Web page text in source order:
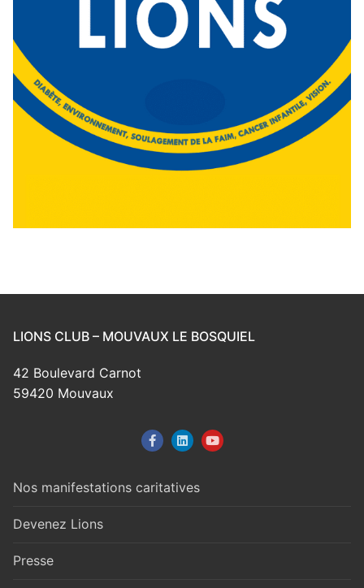
LIONS CLUB – MOUVAUX LE BOSQUIEL
42 Boulevard Carnot
59420 Mouvaux
Nos manifestations caritatives
Devenez Lions
Presse